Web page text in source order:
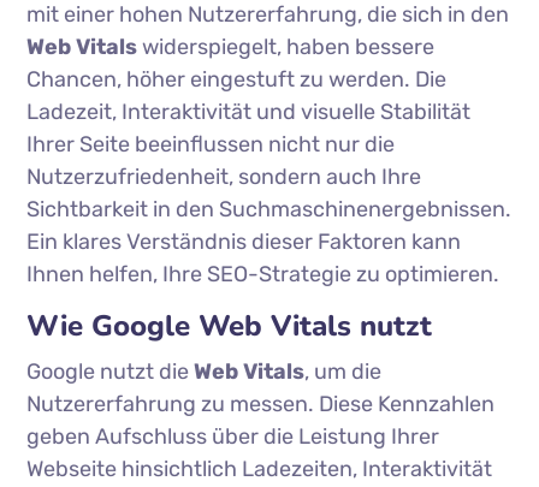
mit einer hohen Nutzererfahrung, die sich in den
Web Vitalswiderspiegelt, haben bessere
Chancen, höher eingestuft zu werden. Die
Ladezeit, Interaktivität und visuelle Stabilität
Ihrer Seite beeinflussen nicht nur die
Nutzerzufriedenheit, sondern auch Ihre
Sichtbarkeit in den Suchmaschinenergebnissen.
Ein klares Verständnis dieser Faktoren kann
Ihnen helfen, Ihre SEO-Strategie zu optimieren.
Wie Google Web Vitals nutzt
Google nutzt dieWeb Vitals, um die
Nutzererfahrung zu messen. Diese Kennzahlen
geben Aufschluss über die Leistung Ihrer
Webseite hinsichtlich Ladezeiten, Interaktivität